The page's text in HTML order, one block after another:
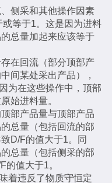
侧采和其他操作因素
等于1。这是因为进料
总量加起来应该等于
在回流（部分顶部产
间某处采出产品），
为在这些操作中，顶部
始进料量。
部产品量与顶部产品
总量（包括回流的部
D/F的值大于1。同
总量（包括侧采的部
的值大于1。
着违反了物质守恒定